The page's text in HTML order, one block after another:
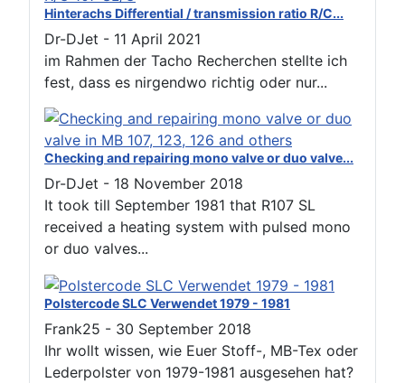
Hinterachs Differential / transmission ratio R/C...
Dr-DJet - 11 April 2021
im Rahmen der Tacho Recherchen stellte ich
fest, dass es nirgendwo richtig oder nur...
Checking and repairing mono valve or duo valve...
Dr-DJet - 18 November 2018
It took till September 1981 that R107 SL
received a heating system with pulsed mono
or duo valves...
Polstercode SLC Verwendet 1979 - 1981
Frank25 - 30 September 2018
Ihr wollt wissen, wie Euer Stoff-, MB-Tex oder
Lederpolster von 1979-1981 ausgesehen hat?